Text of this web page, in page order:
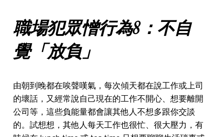
職場犯眾憎行為8：不自
覺「放負」
由朝到晚都在唉聲嘆氣，每次傾天都在說工作或上司
的壞話，又經常說自己現在的工作不開心、想要離開
公司等，這些負能量都會讓其他人不想多跟你交談
的。試想想，其他人每天工作也很忙、很大壓力，有